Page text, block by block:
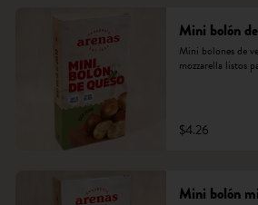
Mini bolón
Mini bolones de
mozzarella listos
$4.26
Mini bolón